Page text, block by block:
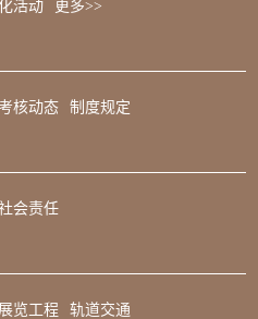
活动 更多>>
核动态 制度规定
会责任
展览工程 轨道交通